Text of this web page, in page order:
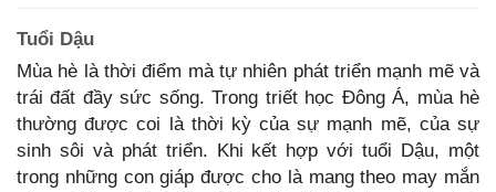
Tuổi Dậu
Mùa hè là thời điểm mà tự nhiên phát triển mạnh mẽ và
trái đất đầy sức sống. Trong triết học Đông Á, mùa hè
thường được coi là thời kỳ của sự mạnh mẽ, của sự
sinh sôi và phát triển. Khi kết hợp với tuổi Dậu, một
trong những con giáp được cho là mang theo may mắn